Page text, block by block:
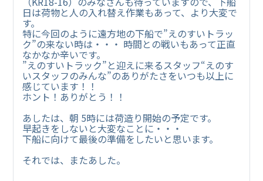
日は荷物と人の入れ替え作業もあって、より大変で
す。
特に今回のように遠方地の下船で”えのすいトラッ
ク”の来ない時は・・・ 時間との戦いもあって正直
なかなか辛いです。
”えのすいトラック”と迎えに来るスタッフ“えのす
いスタッフのみんな”のありがたさをいつも以上に
感じています！！
ホント！ありがとう！！
あしたは、朝 5時には荷造り開始の予定です。
早起きをしないと大変なことに・・・
下船に向けて最後の準備をしたいと思います。
それでは、またあした。